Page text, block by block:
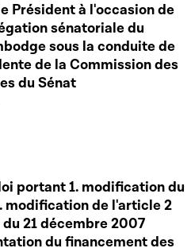
Président à l'occasion de
sénatoriale du
sous la conduite de
de la Commission des
du Sénat
portant 1. modification du
modification de l'article 2
21 décembre 2007
du financement des